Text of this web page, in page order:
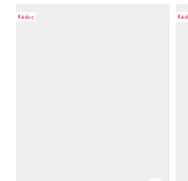
Réduc